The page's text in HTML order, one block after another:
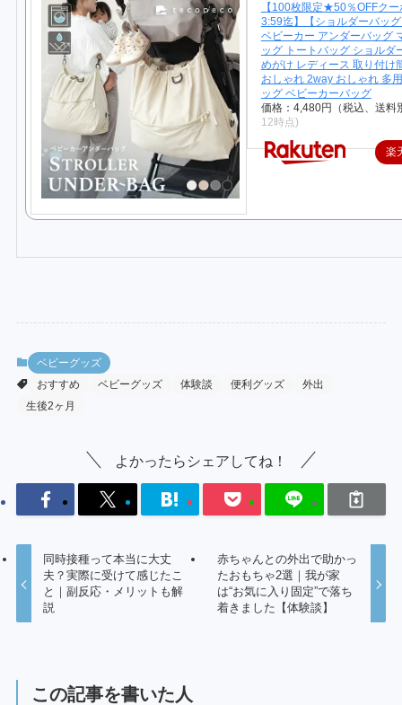
【100枚限定★50％OFFク
3:59迄】【ショルダーバッ
ベビーカー アンダーバッグ
ッグ トートバッグ ショルダ
めがけ レディース 取り付け
おしゃれ 2way おしゃれ 多
ッグ ベビーカーバッグ
価格：4,480円（税込、送料
12時点)
楽
ベビーグッズ
おすすめ
ベビーグッズ 体験談 便利グッズ
外出
生後2ヶ月
よかったらシェアしてね！
同時接種って本当に大丈
夫？実際に受けて感じたこ
と｜副反応・メリットも解
説
赤ちゃんとの外出で助かっ
たおもちゃ2選｜我が家
は“お気に入り固定”で落ち
着きました【体験談】
この記事を書いた人